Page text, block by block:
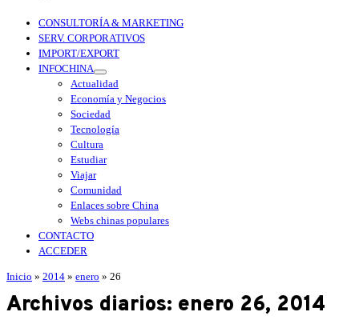
CONSULTORÍA & MARKETING
SERV. CORPORATIVOS
IMPORT/EXPORT
INFOCHINA
Actualidad
Economía y Negocios
Sociedad
Tecnología
Cultura
Estudiar
Viajar
Comunidad
Enlaces sobre China
Webs chinas populares
CONTACTO
ACCEDER
Inicio » 2014 » enero » 26
Archivos diarios: enero 26, 2014